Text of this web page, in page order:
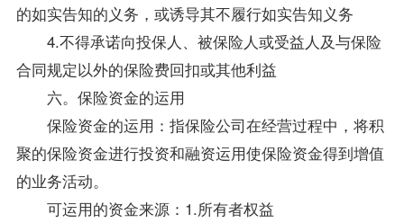
的如实告知的义务，或诱导其不履行如实告知义务
4.不得承诺向投保人、被保险人或受益人及与保险
合同规定以外的保险费回扣或其他利益
六。保险资金的运用
保险资金的运用：指保险公司在经营过程中，将积
聚的保险资金进行投资和融资运用使保险资金得到增值
的业务活动。
可运用的资金来源：1.所有者权益